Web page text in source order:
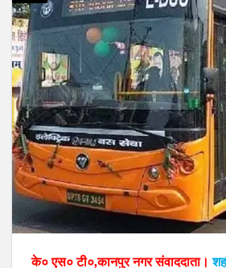
के० एस० टी०,कानपुर नगर संवाददाता।